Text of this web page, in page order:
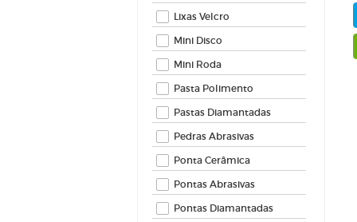
Lixas Velcro
Mini Disco
Mini Roda
Pasta Polimento
Pastas Diamantadas
Pedras Abrasivas
Ponta Cerâmica
Pontas Abrasivas
Pontas Diamantadas